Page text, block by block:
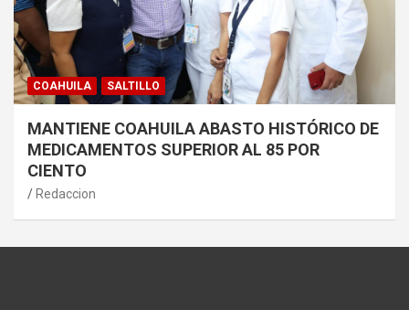
COAHUILA SALTILLO
MANTIENE COAHUILA ABASTO HISTÓRICO DE
MEDICAMENTOS SUPERIOR AL 85 POR
CIENTO
Redaccion